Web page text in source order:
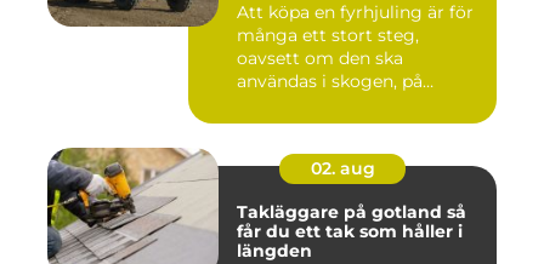
Att köpa en fyrhjuling är för
många ett stort steg,
oavsett om den ska
användas i skogen, på
02. aug
Takläggare på gotland så
får du ett tak som håller i
längden